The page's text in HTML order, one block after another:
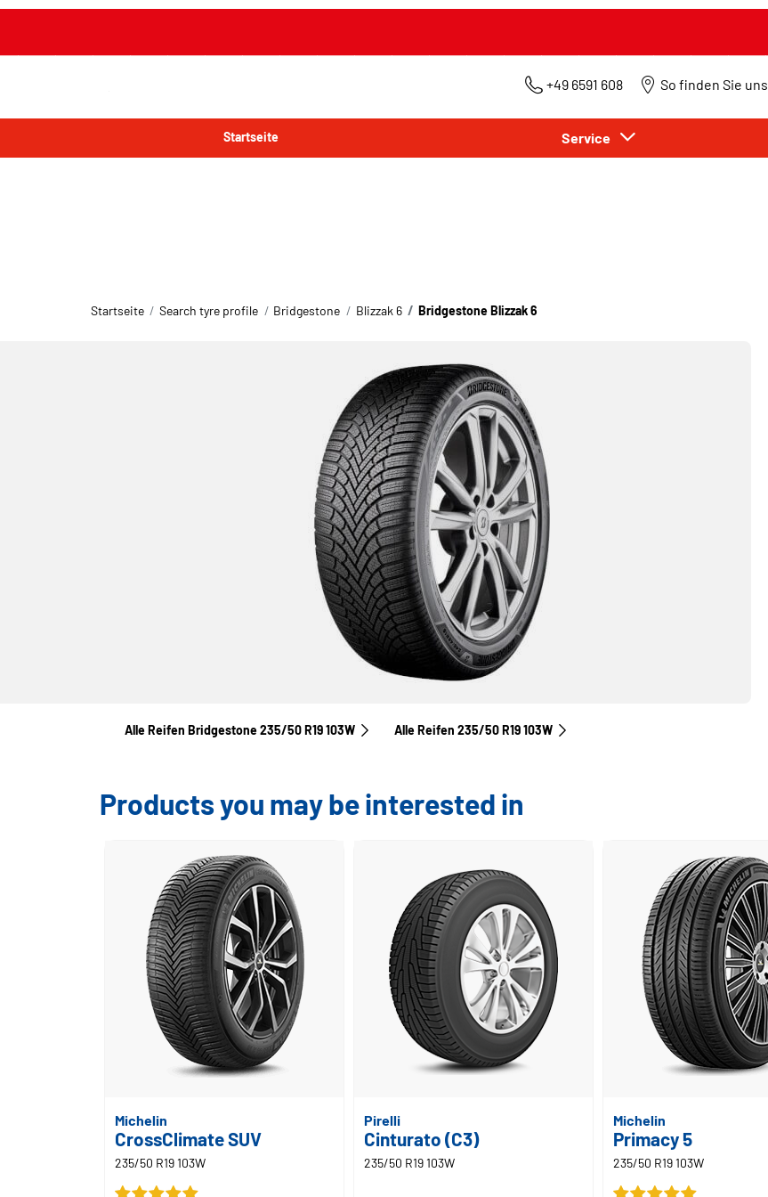
+49 6591 608 So finden Sie uns
Startseite Service
Startseite Search tyre profile Bridgestone Blizzak 6 Bridgestone Blizzak 6
Alle Reifen Bridgestone 235/50 R19 103W Alle Reifen‎ 235/50 R19 103W
Products you may be interested in
Michelin
CrossClimate SUV
235/50 R19 103W
Pirelli
Cinturato (C3)
235/50 R19 103W
Michelin
Primacy 5
235/50 R19 103W